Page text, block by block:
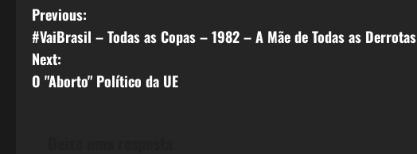
P
o
s
Previous:
#VaiBrasil – Todas as Copas – 1982 – A Mãe de Todas as Derrotas
Next:
O "Aborto" Político da UE